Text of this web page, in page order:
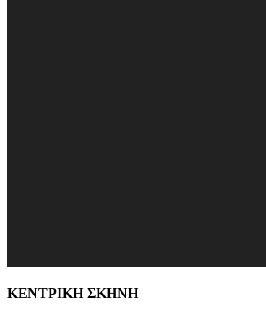
ΚΕΝΤΡΙΚΗ ΣΚΗΝΗ